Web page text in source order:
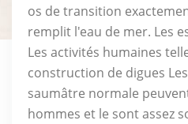
os de transition
remplit l'eau de mer. Les
Les activités humaines
construction de digues
saumâtre normale
hommes et le sont assez